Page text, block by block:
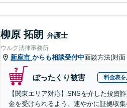
柳原 拓朗 弁護士
ウルク法律事務所
新座市 からも相談受付中面談方法(対
ぼったくり被害 料金表を
【関東エリア対応】SNSを介した投資
金を受けられるよう、速やかに証拠収